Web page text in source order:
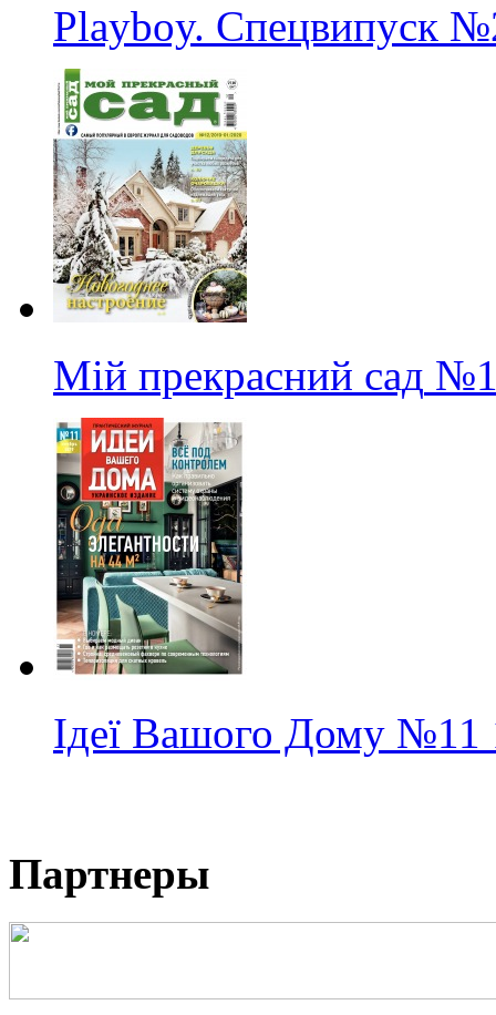
Playboy. Спецвипуск
Мій прекрасний сад
Ідеї Вашого Дому №11
Партнеры